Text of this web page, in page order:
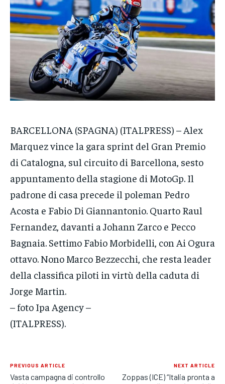
POLITICA
ECONOMIA
SPORT
GRUPPO
POLITICA
ECONOMIA
SPORT
GRUPPO
POLITICA
ECONOMIA
SPORT
GRUPPO
BARCELLONA (SPAGNA) (ITALPRESS) – Alex
Marquez vince la gara sprint del Gran Premio
di Catalogna, sul circuito di Barcellona, sesto
appuntamento della stagione di MotoGp. Il
padrone di casa precede il poleman Pedro
Acosta e Fabio Di Giannantonio. Quarto Raul
Fernandez, davanti a Johann Zarco e Pecco
Bagnaia. Settimo Fabio Morbidelli, con Ai Ogura
ottavo. Nono Marco Bezzecchi, che resta leader
della classifica piloti in virtù della caduta di
Jorge Martin.
– foto Ipa Agency –
(ITALPRESS).
PREVIOUS ARTICLE
Vasta campagna di controllo
NEXT ARTICLE
Zoppas (ICE) “Italia pronta a